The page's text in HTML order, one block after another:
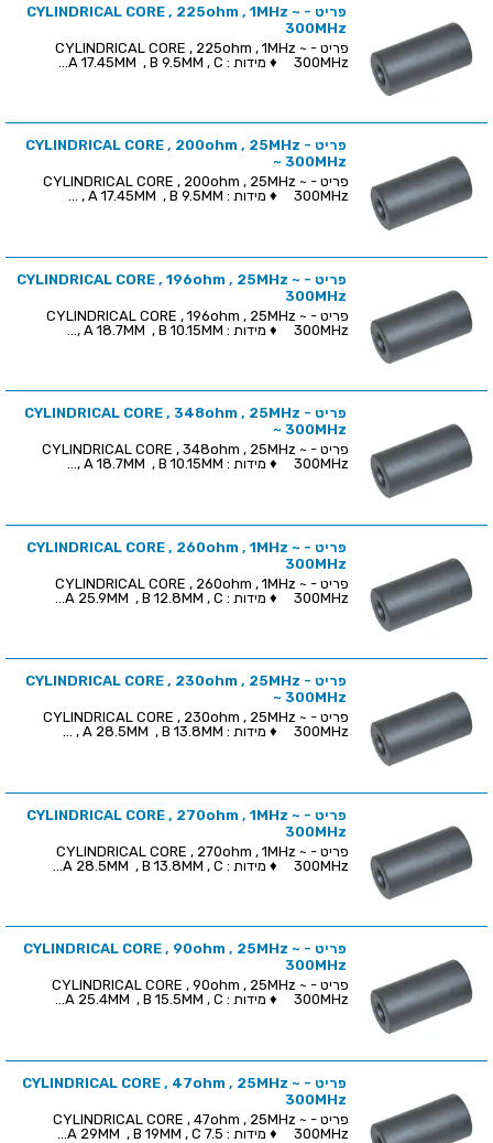
פריט - CYLINDRICAL CORE , 225ohm , 1MHz ~
300MHz
פריט - CYLINDRICAL CORE , 225ohm , 1MHz ~
300MHz ♦ מידות : A 17.45MM , B 9.5MM , C...
פריט - CYLINDRICAL CORE , 200ohm , 25MHz
~ 300MHz
פריט - CYLINDRICAL CORE , 200ohm , 25MHz ~
300MHz ♦ מידות : A 17.45MM , B 9.5MM , ...
פריט - CYLINDRICAL CORE , 196ohm , 25MHz ~
300MHz
פריט - CYLINDRICAL CORE , 196ohm , 25MHz ~
300MHz ♦ מידות : A 18.7MM , B 10.15MM ,...
פריט - CYLINDRICAL CORE , 348ohm , 25MHz
~ 300MHz
פריט - CYLINDRICAL CORE , 348ohm , 25MHz ~
300MHz ♦ מידות : A 18.7MM , B 10.15MM ,...
פריט - CYLINDRICAL CORE , 260ohm , 1MHz ~
300MHz
פריט - CYLINDRICAL CORE , 260ohm , 1MHz ~
300MHz ♦ מידות : A 25.9MM , B 12.8MM , C...
פריט - CYLINDRICAL CORE , 230ohm , 25MHz
~ 300MHz
פריט - CYLINDRICAL CORE , 230ohm , 25MHz ~
300MHz ♦ מידות : A 28.5MM , B 13.8MM , ...
פריט - CYLINDRICAL CORE , 270ohm , 1MHz ~
300MHz
פריט - CYLINDRICAL CORE , 270ohm , 1MHz ~
300MHz ♦ מידות : A 28.5MM , B 13.8MM , C...
פריט - CYLINDRICAL CORE , 90ohm , 25MHz ~
300MHz
פריט - CYLINDRICAL CORE , 90ohm , 25MHz ~
300MHz ♦ מידות : A 25.4MM , B 15.5MM , C...
פריט - CYLINDRICAL CORE , 47ohm , 25MHz ~
300MHz
פריט - CYLINDRICAL CORE , 47ohm , 25MHz ~
300MHz ♦ מידות : A 29MM , B 19MM , C 7.5...